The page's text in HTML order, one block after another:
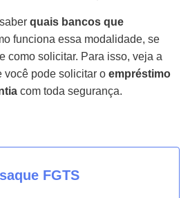
quais bancos que
funciona essa modalidade, se
como solicitar. Para isso, veja a
você pode solicitar o empréstimo
com toda segurança.
FGTS